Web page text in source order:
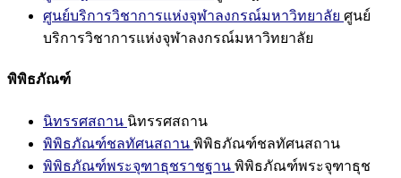
ศูนย์บริการวิชาการแห่งจุฬาลงกรณ์มหาวิทยาลัย ศูนย์
บริการวิชาการแห่งจุฬาลงกรณ์มหาวิทยาลัย
พิพิธภัณฑ์
นิทรรศสถาน นิทรรศสถาน
พิพิธภัณฑ์ชลทัศนสถาน พิพิธภัณฑ์ชลทัศนสถาน
พิพิธภัณฑ์พระจุฑาธุชราชฐาน พิพิธภัณฑ์พระจุฑาธุช